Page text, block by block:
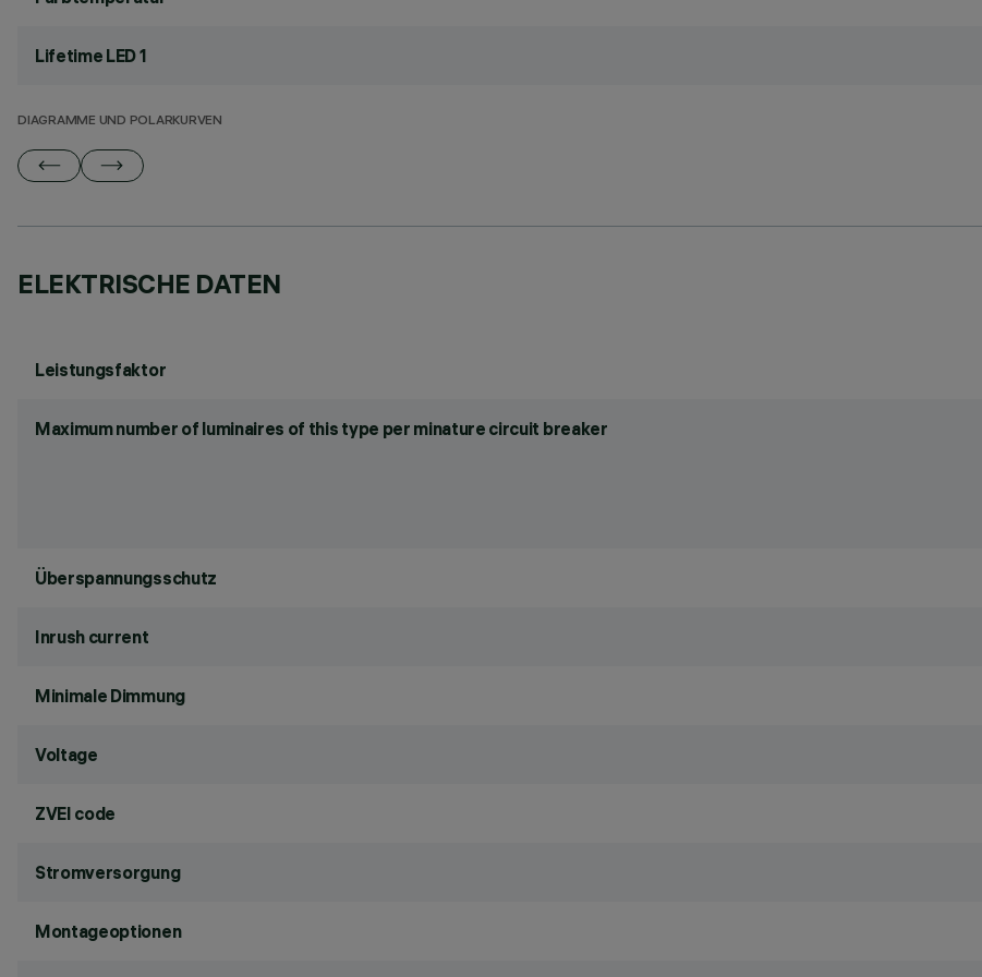
Lifetime LED 1
DIAGRAMME UND POLARKURVEN
ELEKTRISCHE DATEN
Leistungsfaktor
Maximum number of luminaires of this type per minature circuit breaker
Überspannungsschutz
Inrush current
Minimale Dimmung
Voltage
ZVEI code
Stromversorgung
Montageoptionen